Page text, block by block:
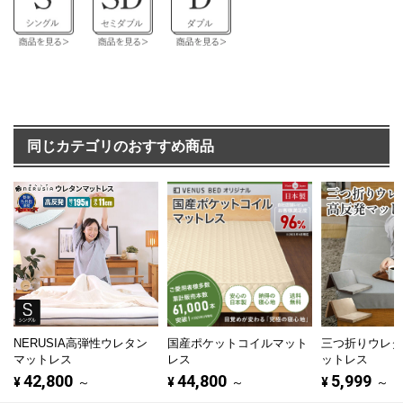
同じカテゴリのおすすめ商品
NERUSIA高弾性ウレタン
マットレス
¥42,800 ～
国産ポケットコイルマット
レス
¥44,800 ～
三つ折りウレ
ットレス
¥ 5,999 ～